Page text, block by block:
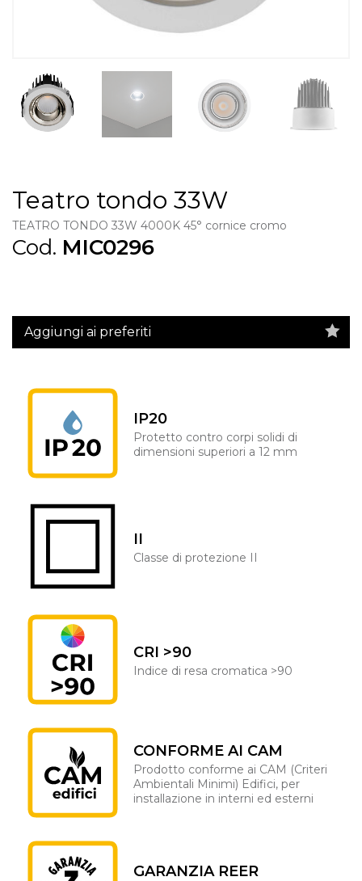
Teatro tondo 33W
TEATRO TONDO 33W 4000K 45° cornice cromo
Cod. MIC0296
Aggiungi ai preferiti
IP20
Protetto contro corpi solidi di
dimensioni superiori a 12 mm
II
Classe di protezione II
CRI >90
Indice di resa cromatica >90
CONFORME AI CAM
Prodotto conforme ai CAM (Criteri
Ambientali Minimi) Edifici, per
installazione in interni ed esterni
GARANZIA REER